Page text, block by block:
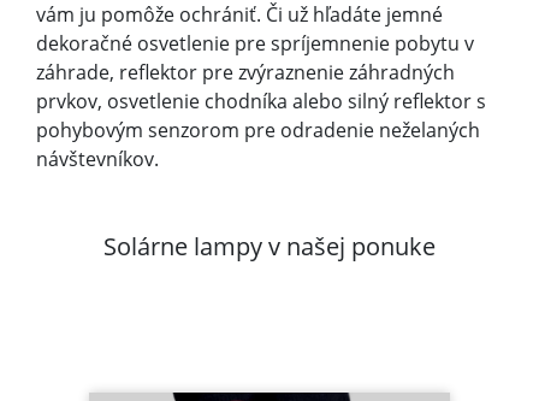
vám ju pomôže ochrániť. Či už hľadáte jemné
dekoračné osvetlenie pre spríjemnenie pobytu v
záhrade, reflektor pre zvýraznenie záhradných
prvkov, osvetlenie chodníka alebo silný reflektor s
pohybovým senzorom pre odradenie neželaných
návštevníkov.
Solárne lampy v našej ponuke